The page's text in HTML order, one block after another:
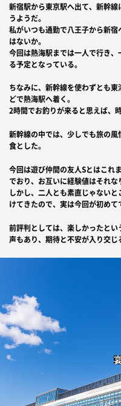
新宿駅から東京駅へ出て、新幹
うようだ。
私がいつも通勤で八王子から新
はないか。
今回は熱海駅までは一人で行き
る予定となっている。
ちなみに、新幹線を使わずとも
どで熱海駅へ着く。
2時間でお釣りが来ると思えば、
新幹線の中では、少しでも旅の
食とした。
今回は遊び仲間の友人Sとはこれ
でおり、お互いに経験値はそれな
しかし、二人とも素直じゃない
けてきたので、実は今回が初めて
前評判としては、楽しかったと
声もあり、期待と不安が入り交じ